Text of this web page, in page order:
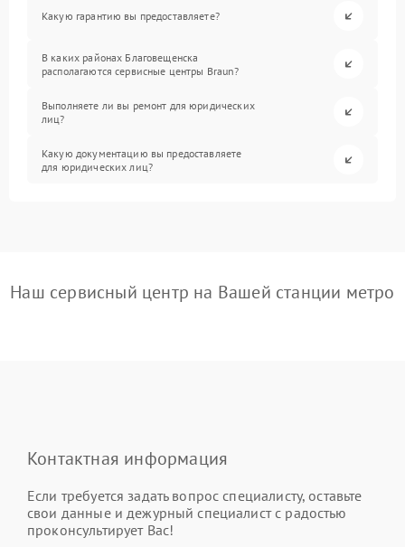
Какую гарантию вы предоставляете?
В каких районах Благовещенска
располагаются сервисные центры Braun?
Выполняете ли вы ремонт для юридических
лиц?
Какую документацию вы предоставляете
для юридических лиц?
Наш сервисный центр на Вашей станции метро
Контактная информация
Если требуется задать вопрос специалисту, оставьте
свои данные и дежурный специалист с радостью
проконсультирует Вас!